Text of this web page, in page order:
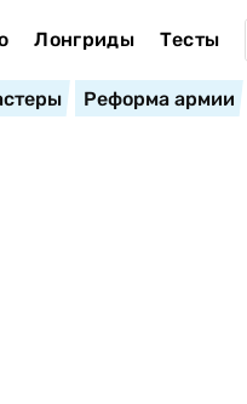
Лонгриды Тесты
Реформа армии